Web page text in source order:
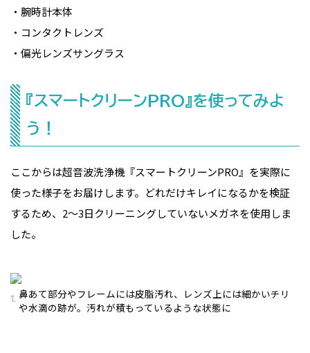
・腕時計本体
・コンタクトレンズ
・偏光レンズサングラス
『スマートクリーンPRO』を使ってみよ
う！
ここからは超音波洗浄機『スマートクリーンPRO』を実際に
使った様子をお届けします。どれだけキレイになるかを検証
するため、2〜3日クリーニングしていないメガネを使用しま
した。
鼻あて部分やフレームには皮脂汚れ、レンズ上には細かいチリ
や水滴の跡が。汚れが積もっているような状態に